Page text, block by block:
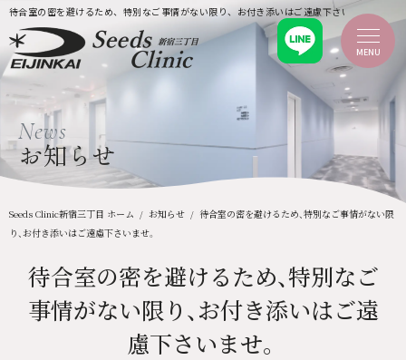
待合室の密を避けるため、特別なご事情がない限り、お付き添いはご遠慮下さいませ。｜
MENU
News
お知らせ
Seeds Clinic新宿三丁目 ホーム お知らせ
待合室の密を避けるため、特別なご事情がない限
り、お付き添いはご遠慮下さいませ。
待合室の密を避けるため、特別なご
事情がない限り、お付き添いはご遠
慮下さいませ。
ホーム
新着情報
当クリニックのご案内
当クリニックについて
ごあいさつ
企業健診
ふるさと納税
検診を受診される方へ
MRI・CT検査について
料金案内
検診コースについて
痛くない乳がん検診
脳ドック（脳検診）